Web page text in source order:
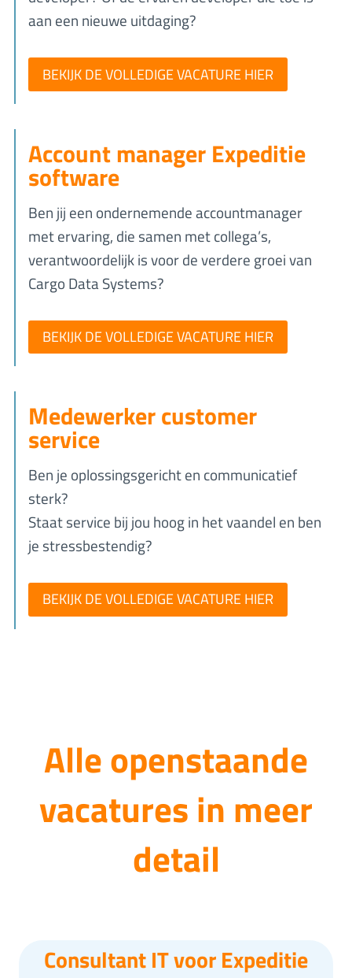
aan een nieuwe uitdaging?
BEKIJK DE VOLLEDIGE VACATURE HIER
Account manager Expeditie
software
Ben jij een ondernemende accountmanager
met ervaring, die samen met collega’s,
verantwoordelijk is voor de verdere groei van
Cargo Data Systems?
BEKIJK DE VOLLEDIGE VACATURE HIER
Medewerker customer
service
Ben je oplossingsgericht en communicatief
sterk?
Staat service bij jou hoog in het vaandel en ben
je stressbestendig?
BEKIJK DE VOLLEDIGE VACATURE HIER
Alle openstaande
vacatures in meer
detail
Consultant IT voor Expeditie